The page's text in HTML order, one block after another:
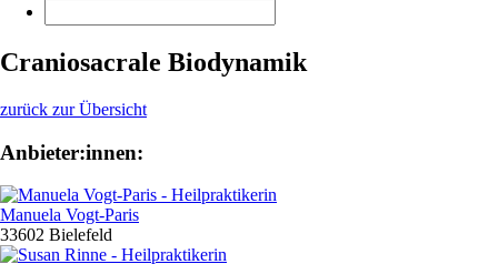
Craniosacrale Biodynamik
zurück zur Übersicht
Anbieter:innen:
Manuela Vogt-Paris
33602 Bielefeld